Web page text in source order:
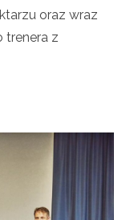
oraz wraz
trenera z